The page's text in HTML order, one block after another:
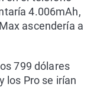
4.006mAh,
ascendería a
799 dólares
los Pro se irían